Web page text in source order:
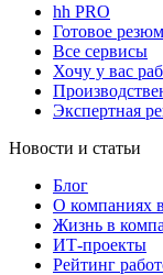
hh PRO
Готовое
Все сервисы
Хочу у вас
Экспертная
Новости и статьи
Блог
О компаниях
Жизнь в
ИТ-проекты
Рейтинг